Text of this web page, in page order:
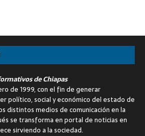
de Chiapas
de 1999, con el fin de generar
político, social y económico del estado de
distintos medios de comunicación en la
se transforma en portal de noticias en
sirviendo a la sociedad.